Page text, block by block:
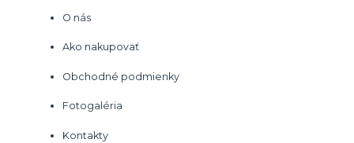
O nás
Ako nakupovať
Obchodné podmienky
Fotogaléria
Kontakty